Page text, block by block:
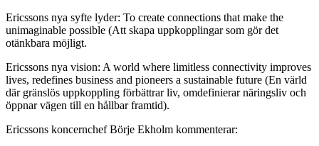
Ericssons nya syfte lyder: To create connections that make the
unimaginable possible (Att skapa uppkopplingar som gör det
otänkbara möjligt.
Ericssons nya vision: A world where limitless connectivity improves
lives, redefines business and pioneers a sustainable future (En värld
där gränslös uppkoppling förbättrar liv, omdefinierar näringsliv och
öppnar vägen till en hållbar framtid).
Ericssons koncernchef Börje Ekholm kommenterar: